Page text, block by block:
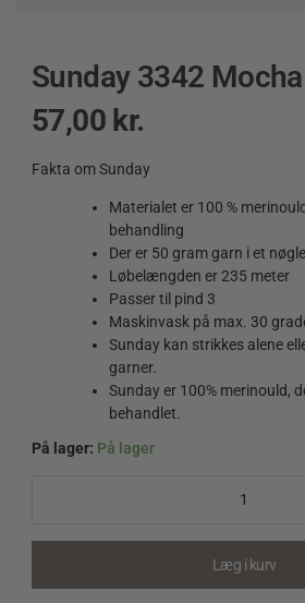
Sunday 3342
57,00 kr.
Fakta om Sunday
Materialet er 100 %
behandling
Der er 50 gram garn i et nøgle
Løbelængden er 235 meter
Passer til pind 3
Maskinvask på max. 30
Sunday kan strikkes alene
garner.
Sunday er 100% merinould,
behandlet.
På lager: På lager
Sunday
Læg i kurv